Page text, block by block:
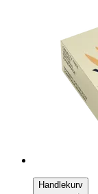
Handlekurv